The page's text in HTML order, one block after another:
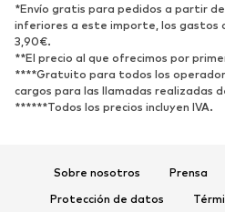
Zapatos bajos
Zapatos abiertos
DEPORTE
Ropa deportiva
Complementos deportivos
COMPLEMENTOS
*Envío gratis para pedidos a partir
inferiores a este importe, los gastos
3,90€.
**El precio al que ofrecimos por
****Gratuito para todos los
cargos para las llamadas realizadas
******Todos los precios incluyen IVA.
Sobre nosotros Prensa
Protección de datos